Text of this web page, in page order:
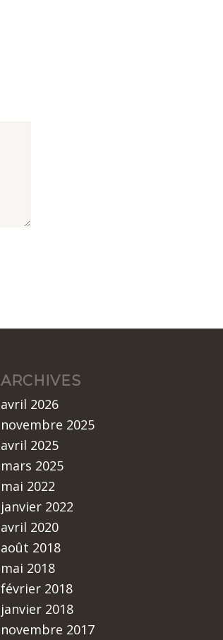
ARCHIVES
avril 2026
novembre 2025
avril 2025
mars 2025
mai 2022
janvier 2022
avril 2020
août 2018
mai 2018
février 2018
janvier 2018
novembre 2017